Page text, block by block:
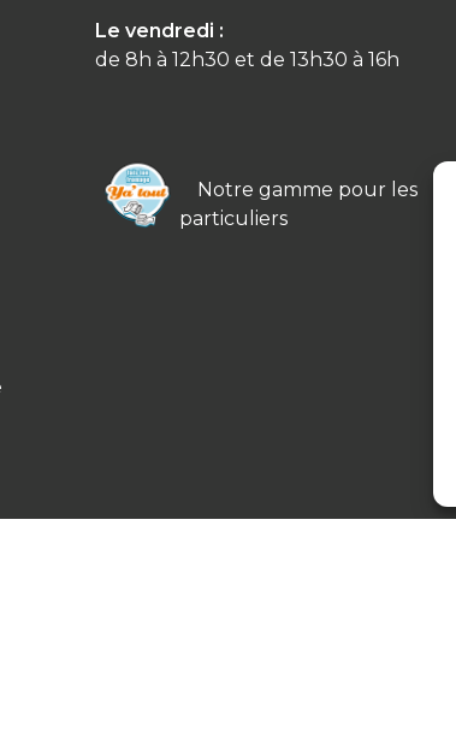
Le vendredi :
de 8h à 12h30 et de 13h30 à 16h
Notre gamme pour les
particuliers